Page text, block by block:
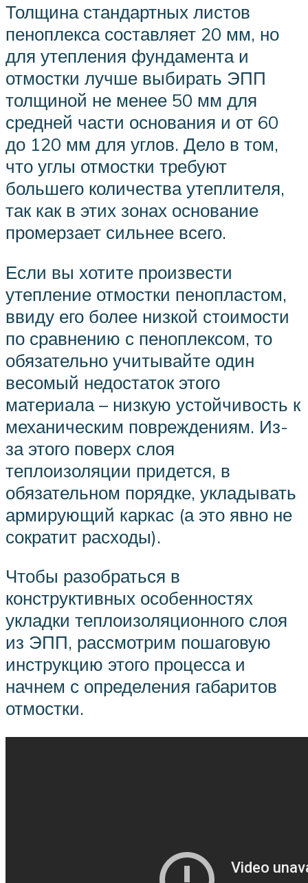
Толщина стандартных листов
пеноплекса составляет 20 мм, но
для утепления фундамента и
отмостки лучше выбирать ЭПП
толщиной не менее 50 мм для
средней части основания и от 60
до 120 мм для углов. Дело в том,
что углы отмостки требуют
большего количества утеплителя,
так как в этих зонах основание
промерзает сильнее всего.
Если вы хотите произвести
утепление отмостки пенопластом,
ввиду его более низкой стоимости
по сравнению с пеноплексом, то
обязательно учитывайте один
весомый недостаток этого
материала – низкую устойчивость к
механическим повреждениям. Из-
за этого поверх слоя
теплоизоляции придется, в
обязательном порядке, укладывать
армирующий каркас (а это явно не
сократит расходы).
Чтобы разобраться в
конструктивных особенностях
укладки теплоизоляционного слоя
из ЭПП, рассмотрим пошаговую
инструкцию этого процесса и
начнем с определения габаритов
отмостки.